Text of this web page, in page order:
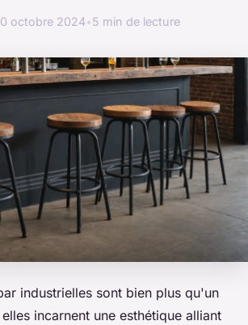
octobre 2024•5 min de lecture
industrielles sont bien plus qu'un
incarnent une esthétique alliant